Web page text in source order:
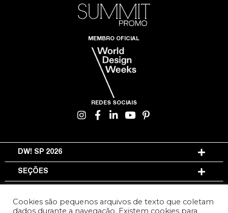
MEMBRO OFICIAL
REDES SOCIAIS
DW! SP 2026
SEÇÕES
Cookies são pequenos arquivos de texto que coletam
dados durante a navegação. Existem cookies para